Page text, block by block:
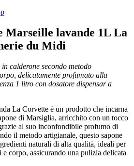
Marseille lavande 1L La
du Midi
calderone secondo metodo
delicatamente profumato alla
1 litro con dosatore dispensar a
La Corvette è un prodotto che incarna
di Marsiglia, arricchito con un tocco
al suo inconfondibile profumo di
il metodo artigianale, questo sapone
naturali di alta qualità, ideali per
corpo, assicurando una pulizia delicata